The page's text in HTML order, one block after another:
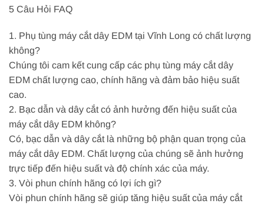
5 Câu Hỏi FAQ
1. Phụ tùng máy cắt dây EDM tại Vĩnh Long có chất lượng
không?
Chúng tôi cam kết cung cấp các phụ tùng máy cắt dây
EDM chất lượng cao, chính hãng và đảm bảo hiệu suất
cao.
2. Bạc dẫn và dây cắt có ảnh hưởng đến hiệu suất của
máy cắt dây EDM không?
Có, bạc dẫn và dây cắt là những bộ phận quan trọng của
máy cắt dây EDM. Chất lượng của chúng sẽ ảnh hưởng
trực tiếp đến hiệu suất và độ chính xác của máy.
3. Vòi phun chính hãng có lợi ích gì?
Vòi phun chính hãng sẽ giúp tăng hiệu suất của máy cắt